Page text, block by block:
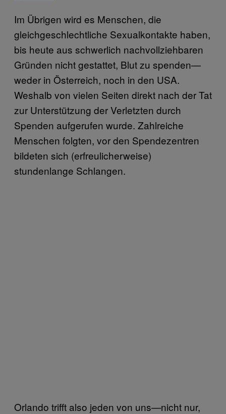
Im Übrigen wird es Menschen, die
gleichgeschlechtliche Sexualkontakte haben,
bis heute aus schwerlich nachvollziehbaren
Gründen nicht gestattet, Blut zu spenden—
weder in Österreich, noch in den USA.
Weshalb von vielen Seiten direkt nach der Tat
zur Unterstützung der Verletzten durch
Spenden aufgerufen wurde. Zahlreiche
Menschen folgten, vor den Spendezentren
bildeten sich (erfreulicherweise)
stundenlange Schlangen.
Orlando trifft also jeden von uns—nicht nur,